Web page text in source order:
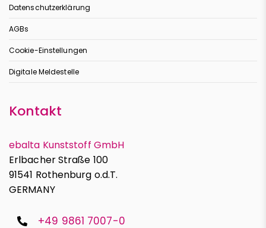
Datenschutzerklärung
AGBs
Cookie-Einstellungen
Digitale Meldestelle
Kontakt
ebalta Kunststoff GmbH
Erlbacher Straße 100
91541 Rothenburg o.d.T.
GERMANY
+49 9861 7007-0